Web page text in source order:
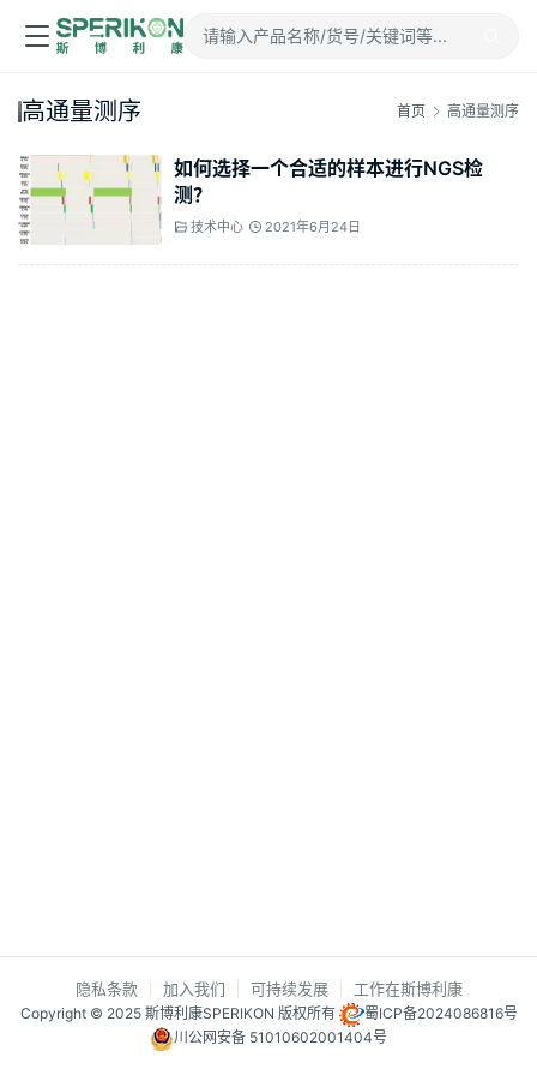
高通量测序 首页 高通量测序
如何选择一个合适的样本进行NGS检
测？
技术中心 2021年6月24日
隐私条款 加入我们 可持续发展 工作在斯博利康
Copyright © 2025 斯博利康SPERIKON 版权所有
蜀ICP备2024086816号
川公网安备 51010602001404号